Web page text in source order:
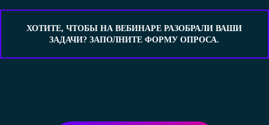
ХОТИТЕ, ЧТОБЫ НА ВЕБИНАРЕ РАЗОБРАЛИ ВАШИ
ЗАДАЧИ? ЗАПОЛНИТЕ ФОРМУ ОПРОСА.
вебинара с помощью нейросетей
— Какие результаты ожидать:
экономия времени, качество